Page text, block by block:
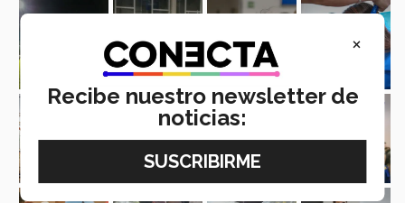
×
Recibe nuestro newsletter de
noticias: